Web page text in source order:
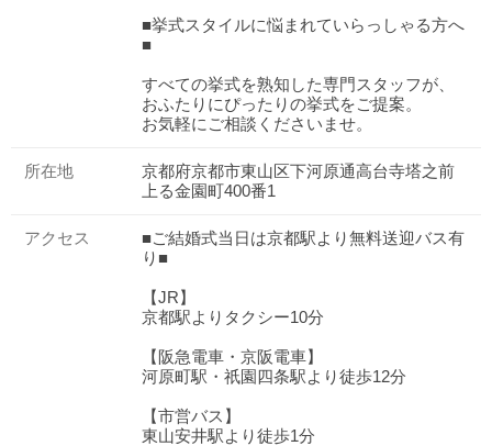
■挙式スタイルに悩まれていらっしゃる方へ
■
すべての挙式を熟知した専門スタッフが、
おふたりにぴったりの挙式をご提案。
お気軽にご相談くださいませ。
所在地
京都府京都市東山区下河原通高台寺塔之前
上る金園町400番1
アクセス
■ご結婚式当日は京都駅より無料送迎バス有
り■
【JR】
京都駅よりタクシー10分
【阪急電車・京阪電車】
河原町駅・祇園四条駅より徒歩12分
【市営バス】
東山安井駅より徒歩1分